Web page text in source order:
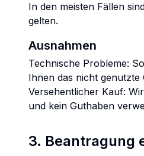
In den meisten Fällen
gelten.
Ausnahmen
Technische Probleme:
Ihnen das nicht
Versehentlicher Kauf:
und kein Guthaben
3. Beantragung